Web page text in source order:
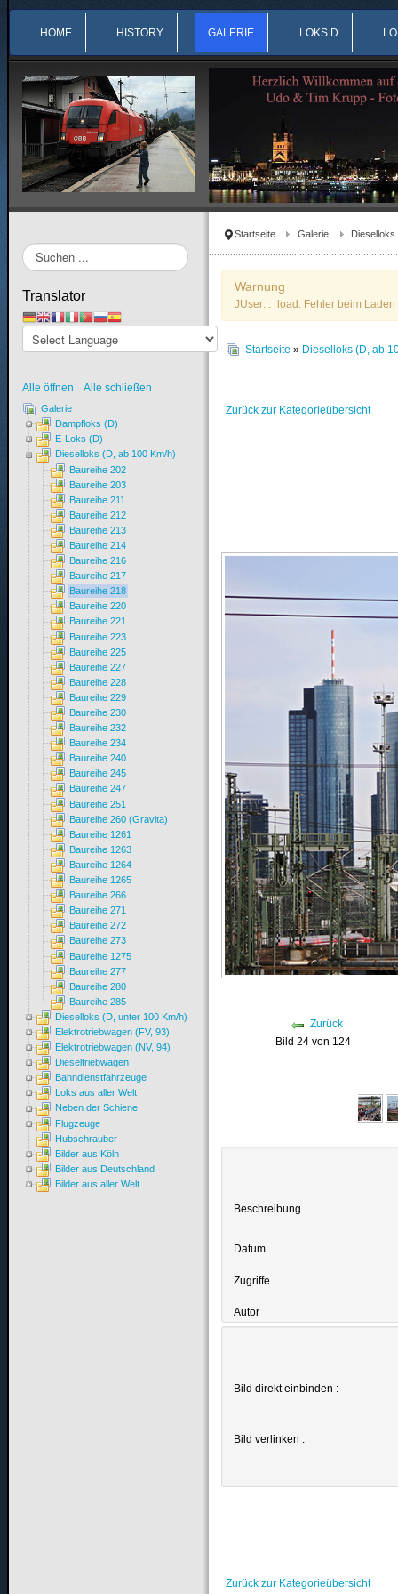
HOME HISTORY GALERIE LOKS D
Startseite Galerie
Warnung
JUser: :_load: Fehler beim
Startseite » Dieselloks (D, ab
Zurück zur Kategorieübersicht
Zurück
Bild 24 von 124
Beschreibung
Datum
Zugriffe
Autor
Bild direkt einbinden :
Bild verlinken :
Zurück zur Kategorieübersicht
Suchen
...
Translator
Alle öffnen Alle schließen
Galerie
Dampfloks (D)
E-Loks (D)
Dieselloks (D, ab 100 Km/h)
Baureihe 202
Baureihe 203
Baureihe 211
Baureihe 212
Baureihe 213
Baureihe 214
Baureihe 216
Baureihe 217
Baureihe 218
Baureihe 220
Baureihe 221
Baureihe 223
Baureihe 225
Baureihe 227
Baureihe 228
Baureihe 229
Baureihe 230
Baureihe 232
Baureihe 234
Baureihe 240
Baureihe 245
Baureihe 247
Baureihe 251
Baureihe 260 (Gravita)
Baureihe 1261
Baureihe 1263
Baureihe 1264
Baureihe 1265
Baureihe 266
Baureihe 271
Baureihe 272
Baureihe 273
Baureihe 1275
Baureihe 277
Baureihe 280
Baureihe 285
Dieselloks (D, unter 100 Km/h)
Elektrotriebwagen (FV, 93)
Elektrotriebwagen (NV, 94)
Dieseltriebwagen
Bahndienstfahrzeuge
Loks aus aller Welt
Neben der Schiene
Flugzeuge
Hubschrauber
Bilder aus Köln
Bilder aus Deutschland
Bilder aus aller Welt